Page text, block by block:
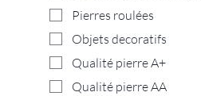
Pierres roulées
Objets decoratifs
Qualité pierre A+
Qualité pierre AA